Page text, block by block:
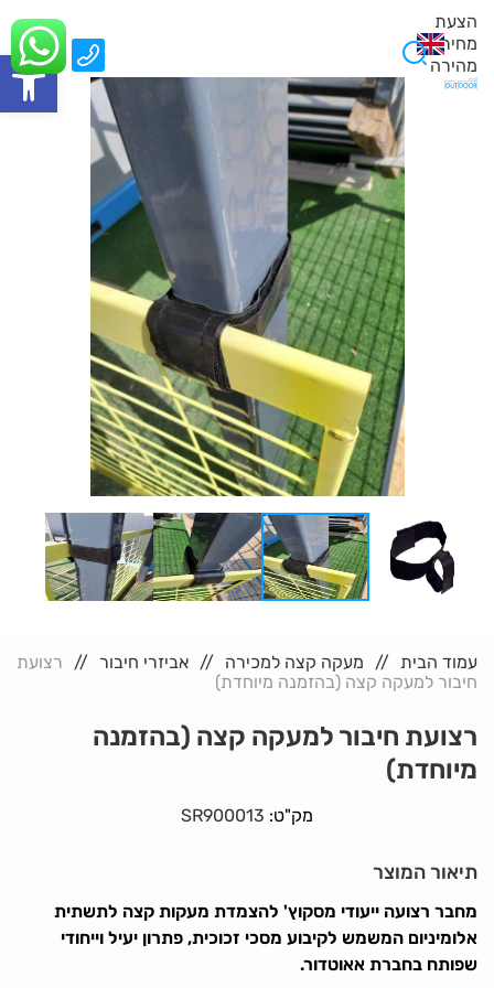
פתח
הצעת
מחיר
מהירה
0
עמוד הבית מעקה קצה למכירה אביזרי חיבור
רצועת
חיבור למעקה קצה (בהזמנה מיוחדת)
רצועת חיבור למעקה קצה (בהזמנה
מיוחדת)
מק"ט: SR900013
תיאור המוצר
מחבר רצועה ייעודי מסקוץ' להצמדת מעקות קצה לתשתית
אלומיניום המשמש לקיבוע מסכי זכוכית, פתרון יעיל וייחודי
שפותח בחברת אאוטדור.